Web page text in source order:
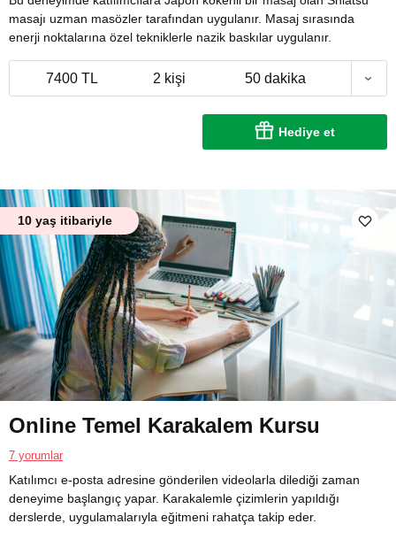
masajı uzman masözler tarafından uygulanır. Masaj sırasında
enerji noktalarına özel tekniklerle nazik baskılar uygulanır.
7400 TL 2 kişi 50 dakika
Hediye et
10 yaş itibariyle
Online Temel Karakalem Kursu
7 yorumlar
Katılımcı e-posta adresine gönderilen videolarla dilediği zaman
deneyime başlangıç yapar. Karakalemle çizimlerin yapıldığı
derslerde, uygulamalarıyla eğitmeni rahatça takip eder.